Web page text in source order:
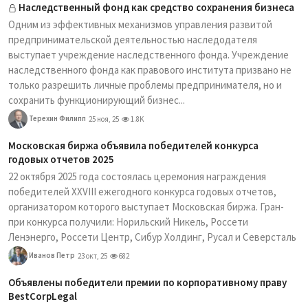
Наследственный фонд как средство сохранения бизнеса
Одним из эффективных механизмов управления развитой
предпринимательской деятельностью наследодателя
выступает учреждение наследственного фонда. Учреждение
наследственного фонда как правового института призвано не
только разрешить личные проблемы предпринимателя, но и
сохранить функционирующий бизнес...
Терехин Филипп 25 ноя, 25 1.8K
Московская биржа объявила победителей конкурса
годовых отчетов 2025
22 октября 2025 года состоялась церемония награждения
победителей XXVIII ежегодного конкурса годовых отчетов,
организатором которого выступает Московская биржа. Гран-
при конкурса получили: Норильский Никель, Россети
Ленэнерго, Россети Центр, Сибур Холдинг, Русал и Северсталь
Иванов Петр 23 окт, 25 682
Объявлены победители премии по корпоративному праву
BestCorpLegal